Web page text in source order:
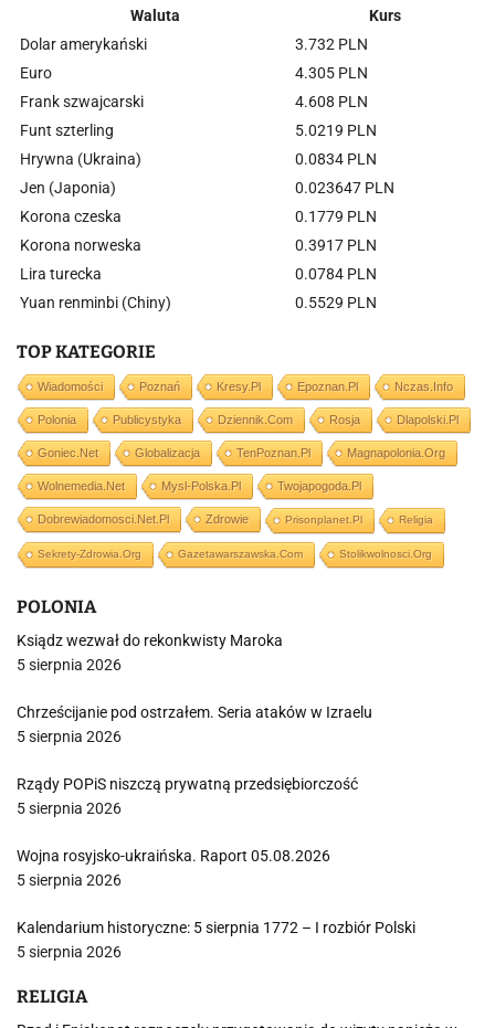
Waluta
Kurs
Dolar amerykański
3.732 PLN
Euro
4.305 PLN
Frank szwajcarski
4.608 PLN
Funt szterling
5.0219 PLN
Hrywna (Ukraina)
0.0834 PLN
Jen (Japonia)
0.023647 PLN
Korona czeska
0.1779 PLN
Korona norweska
0.3917 PLN
Lira turecka
0.0784 PLN
Yuan renminbi (Chiny)
0.5529 PLN
TOP KATEGORIE
Wiadomości Poznań Kresy.pl Epoznan.pl Nczas.info
Polonia Publicystyka Dziennik.com Rosja Dlapolski.pl
Goniec.net Globalizacja TenPoznan.pl Magnapolonia.org
Wolnemedia.net Mysl-Polska.pl Twojapogoda.pl
Dobrewiadomosci.net.pl Zdrowie Prisonplanet.pl Religia
Sekrety-Zdrowia.org Gazetawarszawska.com Stolikwolnosci.org
POLONIA
Ksiądz wezwał do rekonkwisty Maroka
5 sierpnia 2026
Chrześcijanie pod ostrzałem. Seria ataków w Izraelu
5 sierpnia 2026
Rządy POPiS niszczą prywatną przedsiębiorczość
5 sierpnia 2026
Wojna rosyjsko-ukraińska. Raport 05.08.2026
5 sierpnia 2026
Kalendarium historyczne: 5 sierpnia 1772 – I rozbiór Polski
5 sierpnia 2026
RELIGIA